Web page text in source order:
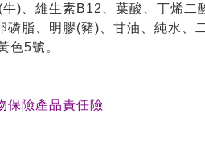
)、維生素B12、葉酸、丁烯二
磷脂、明膠(豬)、甘油、純水、
色5號。
保險產品責任險